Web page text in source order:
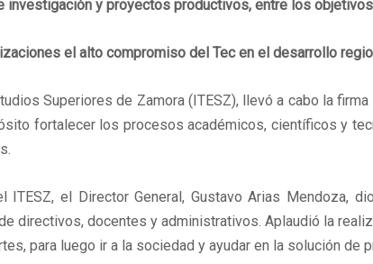
investigación y proyectos productivos, entre los objetivos
el alto compromiso del Tec en el desarrollo
Superiores de Zamora (ITESZ), llevó a cabo la
fortalecer los procesos académicos, científicos y
ITESZ, el Director General, Gustavo Arias
directivos, docentes y administrativos. Aplaudió la
para luego ir a la sociedad y ayudar en la solución de